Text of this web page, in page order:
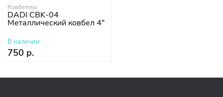
Ковбеллы
DADI CBK-04
Металлический ковбел 4"
В наличии
750 р.